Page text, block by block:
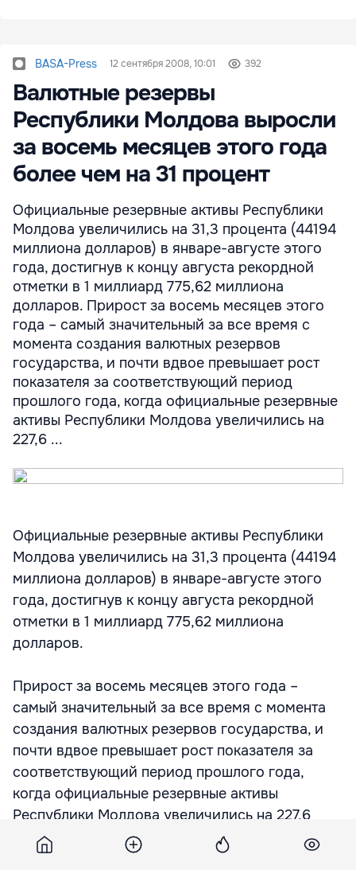
BASA-Press 12 сентября 2008, 10:01 392
Валютные резервы
Республики Молдова выросли
за восемь месяцев этого года
более чем на 31 процент
Официальные резервные активы Республики
Молдова увеличились на 31,3 процента (44194
миллиона долларов) в январе-августе этого
года, достигнув к концу августа рекордной
отметки в 1 миллиард 775,62 миллиона
долларов. Прирост за восемь месяцев этого
года – самый значительный за все время с
момента создания валютных резервов
государства, и почти вдвое превышает рост
показателя за соответствующий период
прошлого года, когда официальные резервные
активы Республики Молдова увеличились на
227,6 ...
Официальные резервные активы Республики
Молдова увеличились на 31,3 процента (44194
миллиона долларов) в январе-августе этого
года, достигнув к концу августа рекордной
отметки в 1 миллиард 775,62 миллиона
долларов.
Прирост за восемь месяцев этого года –
самый значительный за все время с момента
создания валютных резервов государства, и
почти вдвое превышает рост показателя за
соответствующий период прошлого года,
когда официальные резервные активы
Республики Молдова увеличились на 227,6
миллиона долларов, или на 29 процентов.